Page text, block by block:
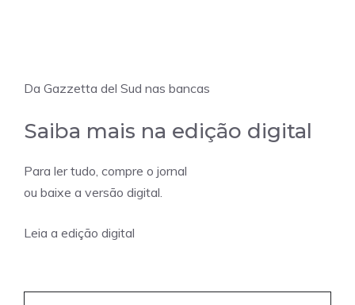
Da Gazzetta del Sud nas bancas
Saiba mais na edição digital
Para ler tudo, compre o jornal
ou baixe a versão digital.
Leia a edição digital